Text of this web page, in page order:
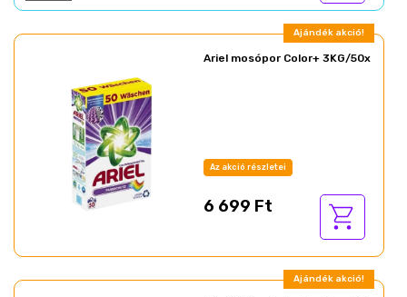
Ajándék akció!
Ariel mosópor Color+ 3KG/50x
Az akció részletei
6 699 Ft
Ajándék akció!